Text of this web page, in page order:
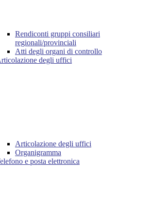
Rendiconti gruppi consiliari
regionali/provinciali
Atti degli organi di controllo
degli uffici
Articolazione degli uffici
Organigramma
e posta elettronica